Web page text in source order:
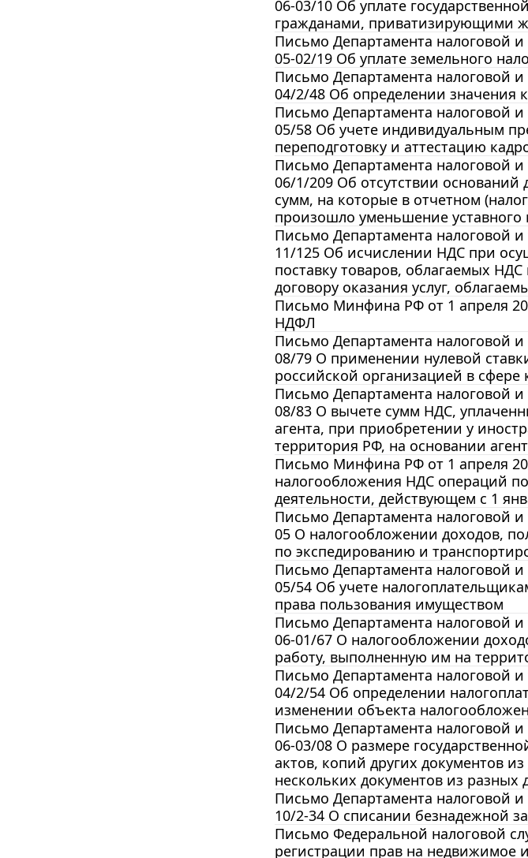
06-03/10 Об уплате
гражданами, приватизирующими
Письмо Департамента налоговой
05-02/19 Об уплате земельного
Письмо Департамента налоговой
04/2/48 Об определении значения
Письмо Департамента налоговой
05/58 Об учете индивидуальным
переподготовку и аттестацию
Письмо Департамента налоговой
06/1/209 Об отсутствии
сумм, на которые в отчетном
произошло уменьшение уставного
Письмо Департамента налоговой
11/125 Об исчислении НДС при
поставку товаров, облагаемых
договору оказания услуг,
Письмо Минфина РФ от 1 апреля
НДФЛ
Письмо Департамента налоговой
08/79 О применении нулевой
российской организацией в сфере
Письмо Департамента налоговой
08/83 О вычете сумм НДС,
агента, при приобретении у
территория РФ, на основании
Письмо Минфина РФ от 1 апреля
налогообложения НДС операций
деятельности, действующем с 1
Письмо Департамента налоговой
05 О налогообложении доходов,
по экспедированию и
Письмо Департамента налоговой
05/54 Об учете
права пользования имуществом
Письмо Департамента налоговой
06-01/67 О налогообложении
работу, выполненную им на
Письмо Департамента налоговой
04/2/54 Об определении
изменении объекта
Письмо Департамента налоговой
06-03/08 О размере
актов, копий других документов
нескольких документов из разных
Письмо Департамента налоговой
10/2-34 О списании безнадежной
Письмо Федеральной налоговой
регистрации прав на недвижимое